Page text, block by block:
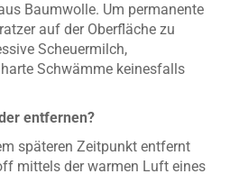
Baumwolle. Um permanente
auf der Oberfläche zu
Scheuermilch,
Schwämme keinesfalls
entfernen?
späteren Zeitpunkt entfernt
mittels der warmen Luft eines